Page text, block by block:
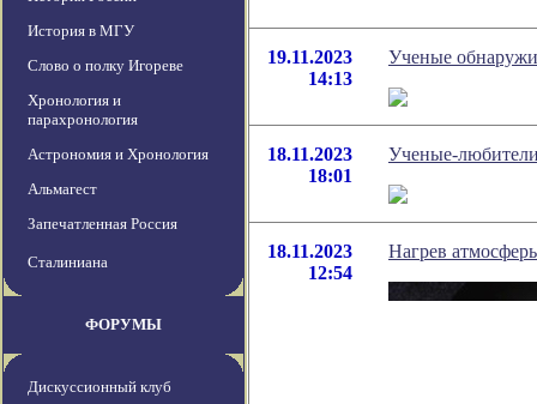
История в МГУ
Слово о полку Игореве
Хронология и
парахронология
Астрономия и Хронология
Альмагест
Запечатленная Россия
Сталиниана
ФОРУМЫ
Дискуссионный клуб
19.11.2023
14:13
Ученые
18.11.2023
18:01
Ученые-
18.11.2023
12:54
Нагрев